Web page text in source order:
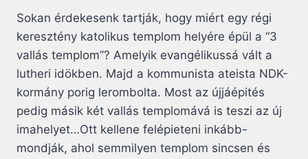
Sokan érdekesenk tartják, hogy miért egy régi
keresztény katolikus templom helyére épül a “3
vallás templom”? Amelyik evangélikussá vált a
lutheri idökben. Majd a kommunista ateista NDK-
kormány porig lerombolta. Most az újjáépités
pedig másik két vallás templomává is teszi az új
imahelyet…Ott kellene felépieteni inkább-
mondják, ahol semmilyen templom sincsen és